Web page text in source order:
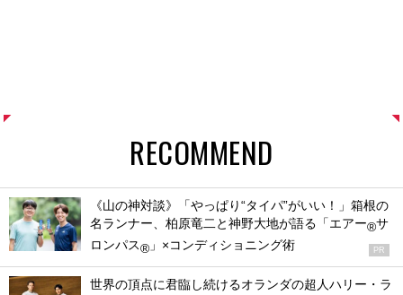
RECOMMEND
《山の神対談》「やっぱり“タイパ”がいい！」箱根の
名ランナー、柏原竜二と神野大地が語る「エアー®サ
ロンパス® 」×コンディショニング術 PR
世界の頂点に君臨し続けるオランダの超人ハリー・ラ